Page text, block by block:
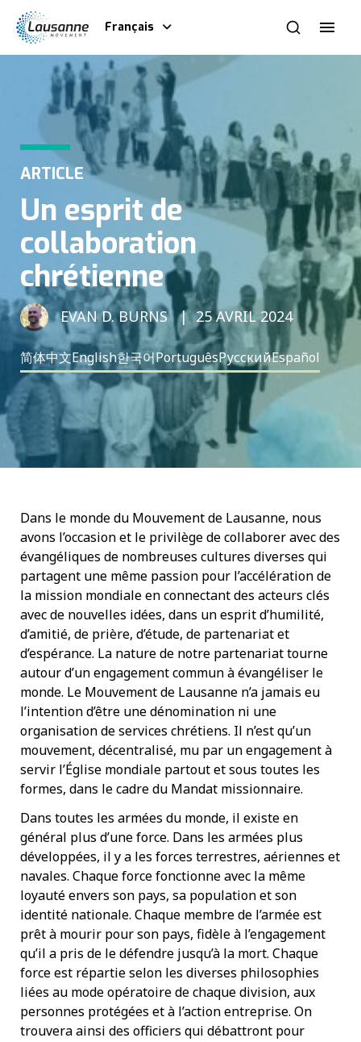
Français
ARTICLE
Un esprit de
collaboration
chrétienne
EVAN D. BURNS 25 AVRIL 2024
简体中文English한국어PortuguêsРусскийEspañol
Dans le monde du Mouvement de Lausanne, nous
avons l’occasion et le privilège de collaborer avec des
évangéliques de nombreuses cultures diverses qui
partagent une même passion pour l’accélération de
la mission mondiale en connectant des acteurs clés
avec de nouvelles idées, dans un esprit d’humilité,
d’amitié, de prière, d’étude, de partenariat et
d’espérance. La nature de notre partenariat tourne
autour d’un engagement commun à évangéliser le
monde. Le Mouvement de Lausanne n’a jamais eu
l’intention d’être une dénomination ni une
organisation de services chrétiens. Il n’est qu’un
mouvement, décentralisé, mu par un engagement à
servir l’Église mondiale partout et sous toutes les
formes, dans le cadre du Mandat missionnaire.
Dans toutes les armées du monde, il existe en
général plus d’une force. Dans les armées plus
développées, il y a les forces terrestres, aériennes et
navales. Chaque force fonctionne avec la même
loyauté envers son pays, sa population et son
identité nationale. Chaque membre de l’armée est
prêt à mourir pour son pays, fidèle à l’engagement
qu’il a pris de le défendre jusqu’à la mort. Chaque
force est répartie selon les diverses philosophies
liées au mode opératoire de chaque division, aux
personnes protégées et à l’action entreprise. On
trouvera ainsi des officiers qui débattront pour